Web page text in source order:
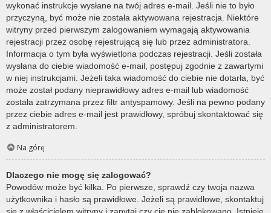
wykonać instrukcje wysłane na twój adres e-mail. Jeśli nie to było
przyczyną, być może nie została aktywowana rejestracja. Niektóre
witryny przed pierwszym zalogowaniem wymagają aktywowania
rejestracji przez osobę rejestrującą się lub przez administratora.
Informacja o tym była wyświetlona podczas rejestracji. Jeśli została
wysłana do ciebie wiadomość e-mail, postępuj zgodnie z zawartymi
w niej instrukcjami. Jeżeli taka wiadomość do ciebie nie dotarła, być
może został podany nieprawidłowy adres e-mail lub wiadomość
została zatrzymana przez filtr antyspamowy. Jeśli na pewno podany
przez ciebie adres e-mail jest prawidłowy, spróbuj skontaktować się
z administratorem.
Na górę
Dlaczego nie mogę się zalogować?
Powodów może być kilka. Po pierwsze, sprawdź czy twoja nazwa
użytkownika i hasło są prawidłowe. Jeżeli są prawidłowe, skontaktuj